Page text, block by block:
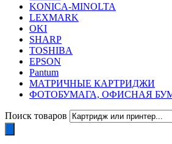
KONICA-MINOLTA
LEXMARK
OKI
SHARP
TOSHIBA
EPSON
Pantum
МАТРИЧНЫЕ КАРТРИДЖИ
ФОТОБУМАГА, ОФИСНАЯ
Поиск товаров